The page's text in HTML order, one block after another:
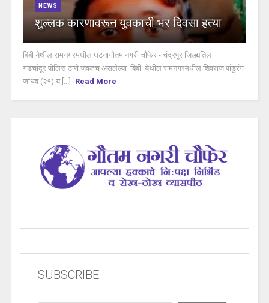
NEWS
शुल्लक कारणावरून युवकाची भर दिवसा हत्या
बिबी येथील रामनगरमधील घटनागौतम नगरी चौफेर - चंद्रपूर जिल्ह्यतिल
गडचांदूर पोलिस ठाणे जवळच असलेल्या बिबी येथील रामनगरमधील शिवराज पांडुरंग
जाधव (२१) य [...]
Read More
SUBSCRIBE